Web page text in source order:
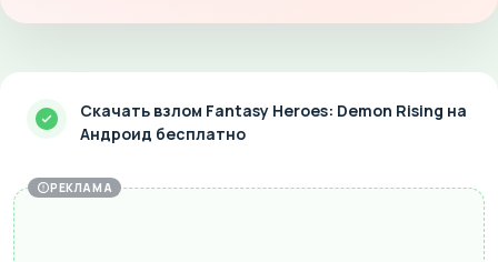
Скачать взлом Fantasy Heroes: Demon Rising на
Андроид бесплатно
РЕКЛАМА